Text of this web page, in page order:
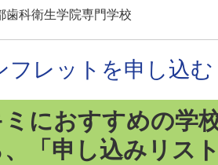
歯科衛生学院専門学校
フレットを申し込む
ミにおすすめの学
、「申し込みリス